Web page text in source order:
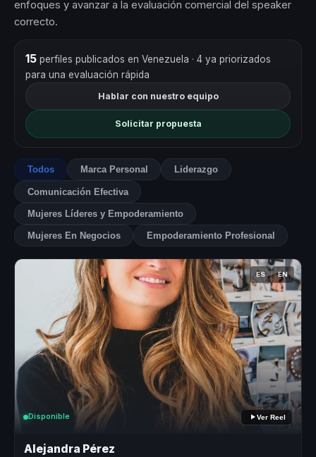
enfoques y avanzar a la evaluación comercial del speaker
correcto.
15perfiles publicados en Venezuela · 4 ya priorizados
para una evaluación rápida
Hablar con nuestro equipo
Solicitar propuesta
Todos Marca Personal Liderazgo
Comunicación Efectiva
Mujeres Líderes y Empoderamiento
Mujeres En Negocios Empoderamiento Profesional
ES EN
Disponible Ver Reel
Alejandra Pérez